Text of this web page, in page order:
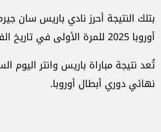
بتلك النتيجة أحرز نادي باريس سان
أوروبا 2025 للمرة الأولى في تاريخ الفريق الفرنسي.
تُعد نتيجة مباراة باريس وانتر اليوم
نهائي دوري أبطال أوروبا.